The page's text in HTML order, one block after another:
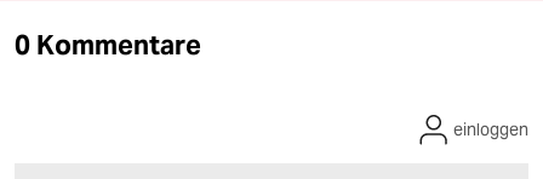
0 Kommentare
einloggen